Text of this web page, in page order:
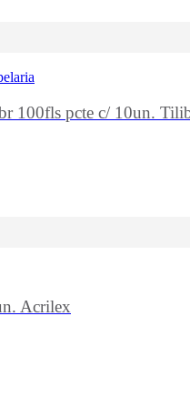
100fls pcte c/ 10un.
Acrilex